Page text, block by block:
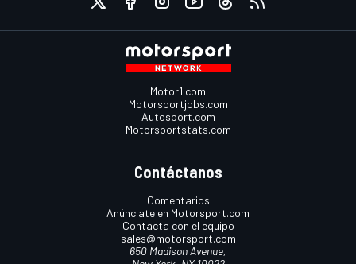
Motor1.com
Motorsportjobs.com
Autosport.com
Motorsportstats.com
Contáctanos
Comentarios
Anúnciate en Motorsport.com
Contacta con el equipo
sales@motorsport.com
650 Madison Avenue,